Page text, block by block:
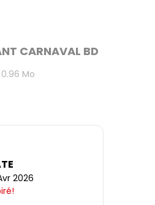
CARNAVAL BD
Mo
2026